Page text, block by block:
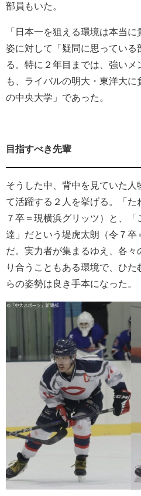
部員もいた。
「日本一を狙える環境は本当
姿に対して「疑問に思っている
る。特に２年目までは、強いメ
も、ライバルの明大・東洋大
の中央大学」であった。
目指すべき先輩
そうした中、背中を見ていた人
て活躍する２人を挙げる。「
７卒＝現横浜グリッツ）と、
達」だという堤虎太朗（令７卒
だ。実力者が集まるゆえ、各
り合うこともある環境で、ひ
らの姿勢は良き手本になった。